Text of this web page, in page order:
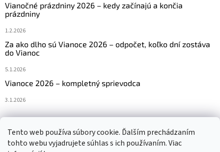
Tento web používa súbory cookie. Ďalším prechádzaním
tohto webu vyjadrujete súhlas s ich používaním. Viac
Vianočné prázdniny 2026 – kedy začínajú a končia
prázdniny
1.2.2026
Za ako dlho sú Vianoce 2026 – odpočet, koľko dní zostáva
do Vianoc
5.1.2026
Vianoce 2026 – kompletný sprievodca
3.1.2026
Navštívte aj náš český e-shop www.vanocniretezy.cz